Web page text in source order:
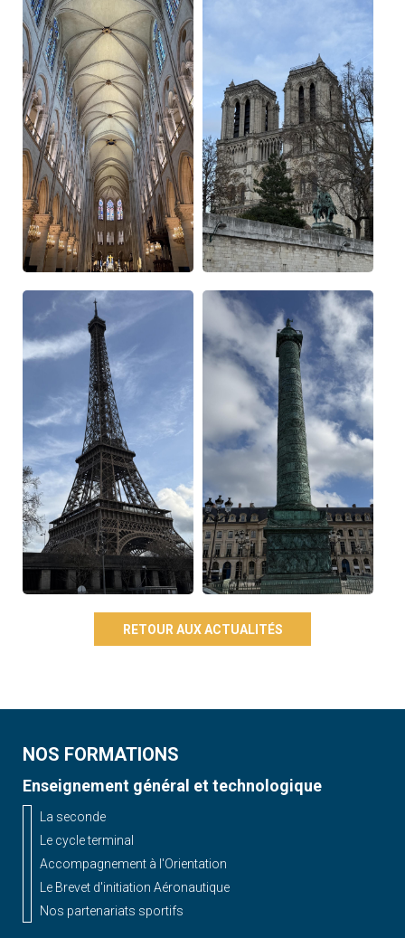
RETOUR AUX ACTUALITÉS
NOS FORMATIONS
Enseignement général et technologique
La seconde
Le cycle terminal
Accompagnement à l'Orientation
Le Brevet d'initiation Aéronautique
Nos partenariats sportifs